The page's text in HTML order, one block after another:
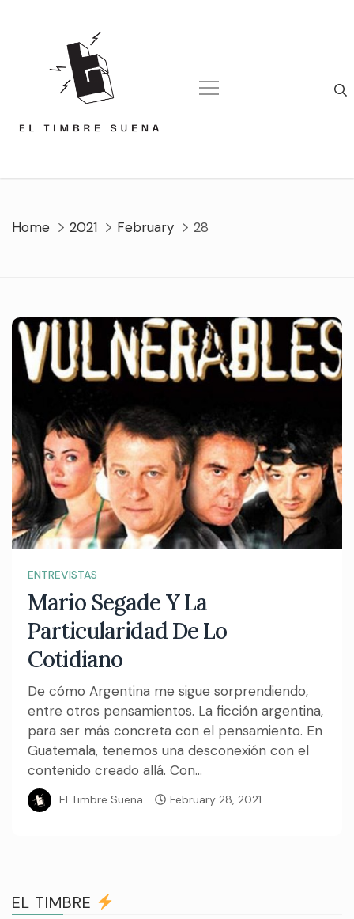
Home 2021 February 28
ENTREVISTAS
Mario Segade Y La
Particularidad De Lo
Cotidiano
De cómo Argentina me sigue sorprendiendo,
entre otros pensamientos. La ficción argentina,
para ser más concreta con el pensamiento. En
Guatemala, tenemos una desconexión con el
contenido creado allá. Con...
El Timbre Suena February 28, 2021
EL TIMBRE